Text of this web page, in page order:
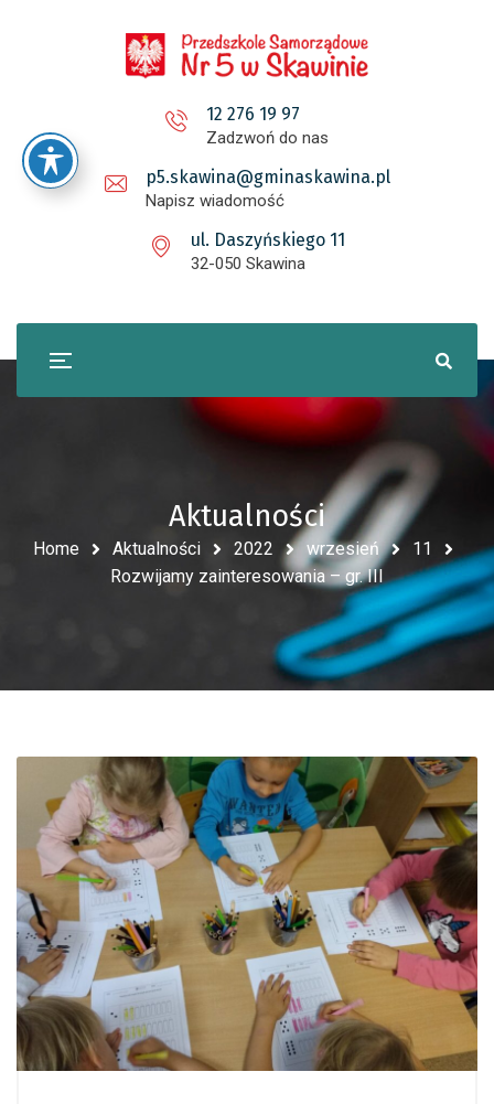
12 276 19 97
Zadzwoń do nas
p5.skawina@gminaskawina.pl
Napisz wiadomość
ul. Daszyńskiego 11
32-050 Skawina
Aktualności
Home Aktualności 2022 wrzesień
11
Rozwijamy zainteresowania – gr. III